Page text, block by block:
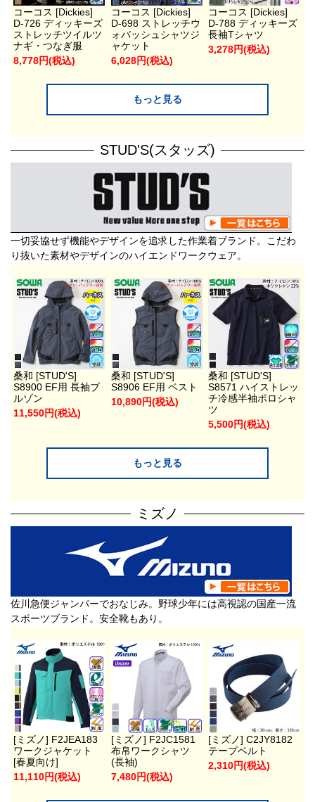
コーコス [Dickies]
D-726 ディッキーズ
ストレッチツイルツ
ナギ・つなぎ服
8,778円(税込)
コーコス [Dickies]
D-698 ストレッチウ
ォバッシュシャツジ
ャケット
6,028円(税込)
コーコス [Dickies]
D-788 ディッキーズ
長袖Tシャツ
3,278円(税込)
もっと見る
STUD'S(スタッズ)
一切妥協せず機能やデザインを追求した作業着ブランド。こだわ
り抜いた素材やデザインのハイエンドワークウェア。
桑和 [STUD'S]
S8900 EF用 長袖ブ
ルゾン
11,550円(税込)
桑和 [STUD'S]
S8906 EF用 ベスト
10,890円(税込)
桑和 [STUD'S]
S8571 ハイストレッ
チ冷感半袖ポロシャ
ツ
5,500円(税込)
もっと見る
ミズノ
佐川急便ジャンパーでおなじみ。野球少年には高視認の国産一流
スポーツブランド。安全靴もあり。
[ミズノ] F2JEA183
ワークジャケット
[春夏向け]
11,110円(税込)
[ミズノ] F2JC1581
布帛ワークシャツ
(長袖)
7,480円(税込)
[ミズノ] C2JY8182
テープベルト
2,310円(税込)